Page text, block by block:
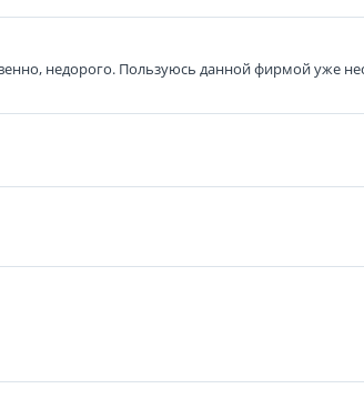
недорого. Пользуюсь данной фирмой уже